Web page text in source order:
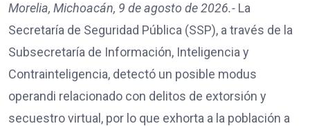
Morelia, Michoacán, 9 de agosto de 2026.- La
Secretaría de Seguridad Pública (SSP), a través de la
Subsecretaría de Información, Inteligencia y
Contrainteligencia, detectó un posible modus
operandi relacionado con delitos de extorsión y
secuestro virtual, por lo que exhorta a la población a